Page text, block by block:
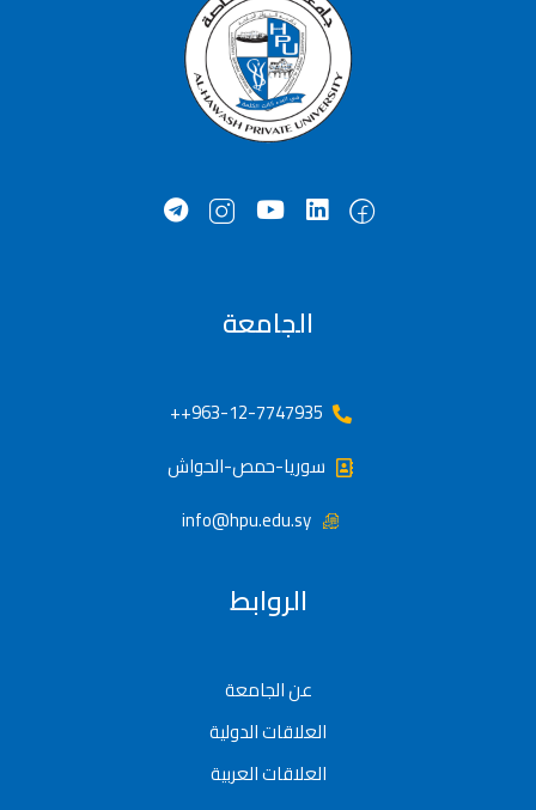
الجامعة
963-12-7747935++
سوريا-حمص-الحواش
info@hpu.edu.sy
الروابط
عن الجامعة
العلاقات الدولية
العلاقات العربية